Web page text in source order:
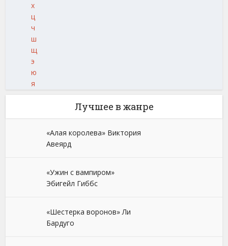
х
ц
ч
ш
щ
э
ю
я
Лучшее в жанре
«Алая королева» Виктория
Авеярд
«Ужин с вампиром»
Эбигейл Гиббс
«Шестерка воронов» Ли
Бардуго